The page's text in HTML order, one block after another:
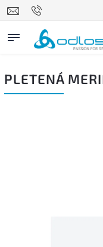
PLETENÁ